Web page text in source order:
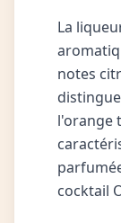
La
notes
l'orange
cocktail